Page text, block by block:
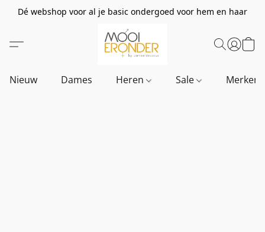
Dé webshop voor al je basic ondergoed voor hem en haar
Nieuw Dames Heren Sale Merken